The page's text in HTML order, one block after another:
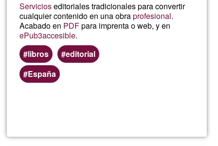
Servicioseditoriales tradicionales para convertir
cualquier contenido en una obraprofesional.
Acabado en PDFpara imprenta o web, y en
ePub3accesible.
libros
editorial
España